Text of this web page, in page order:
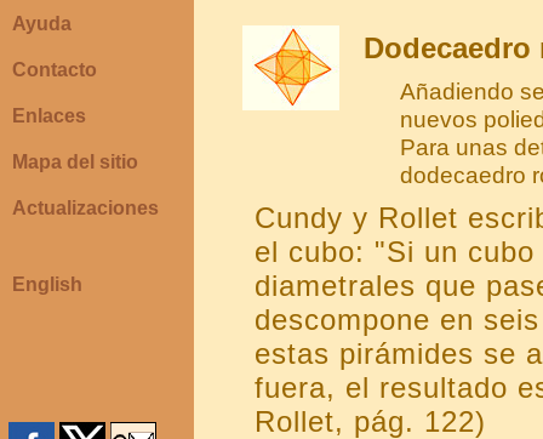
Ayuda
Contacto
Enlaces
Mapa del sitio
Actualizaciones
English
Añadiendo
nuevos
Para unas
dodecaedro
Cundy y Rollet
el cubo: "Si un
diametrales que
descompone en
estas pirámides se
fuera, el resultado
Rollet, pág. 122)